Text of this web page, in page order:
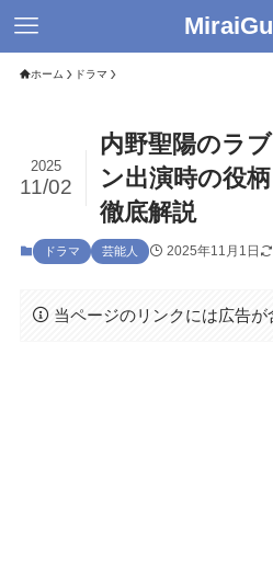
ホーム ドラマ
内野聖陽のラ
ン出演時の役
徹底解説
2025
11/02
ドラマ 芸能人 2025年11月1日
当ページのリンクには広告が